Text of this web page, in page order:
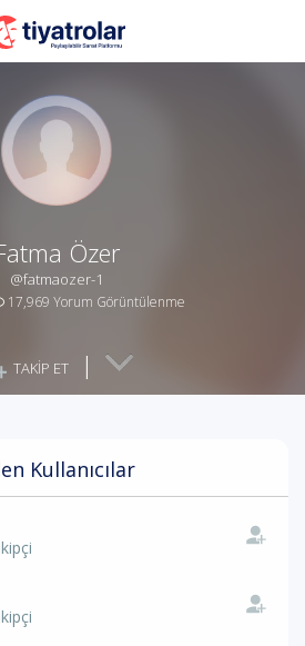
Özer
@fatmaozer-1
17,969 Yorum Görüntülenme
TAKİP ET |
Kullanıcılar